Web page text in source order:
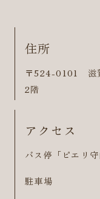
住所
〒524-0101 滋
2階
アクセス
バス停「ピエリ
駐車場